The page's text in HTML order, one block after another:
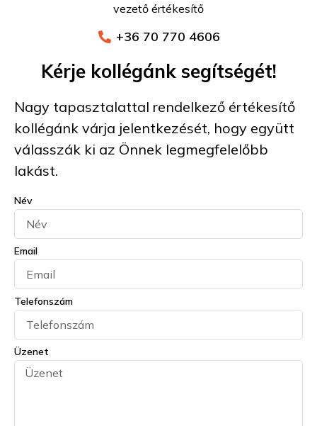
vezető értékesítő
+36 70 770 4606
Kérje kollégánk segítségét!
Nagy tapasztalattal rendelkező értékesítő
kollégánk várja jelentkezését, hogy együtt
válasszák ki az Önnek legmegfelelőbb
lakást.
Név
Email
Telefonszám
Üzenet